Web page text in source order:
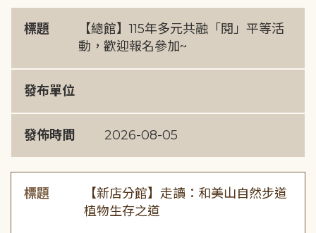
標題
【總館】115年多元共融「閱」平等活
動，歡迎報名參加~
發布單位
發佈時間 2026-08-05
標題
【新店分館】走讀：和美山自然步道
植物生存之道